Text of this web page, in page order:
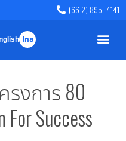
(66 2) 895- 4141
ไทย
รงการ 80
For Success